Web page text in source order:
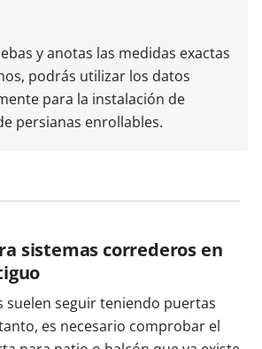
y anotas las medidas exactas
podrás utilizar los datos
para la instalación de
persianas enrollables.
sistemas correderos en
suelen seguir teniendo puertas
es necesario comprobar el